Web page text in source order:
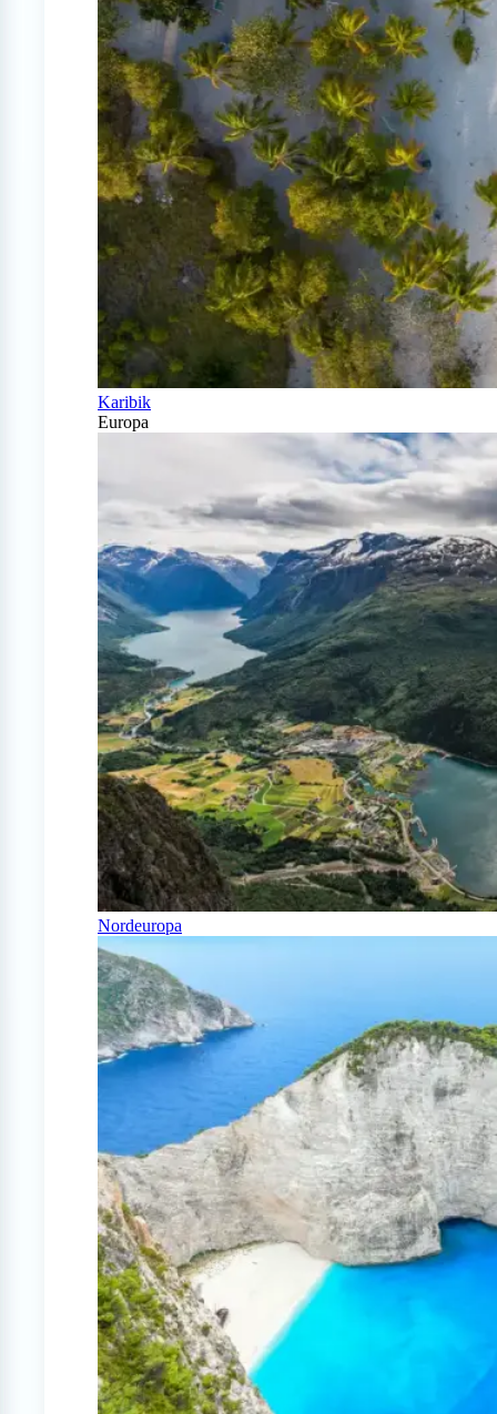
Karibik
Europa
Nordeuropa